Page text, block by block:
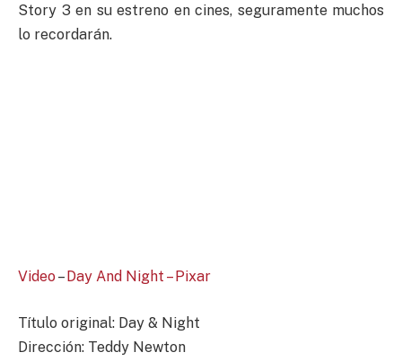
Story 3 en su estreno en cines, seguramente muchos
lo recordarán.
Video– Day And Night – Pixar
Título original: Day & Night
Dirección: Teddy Newton